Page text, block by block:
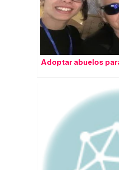
Adoptar abuelos